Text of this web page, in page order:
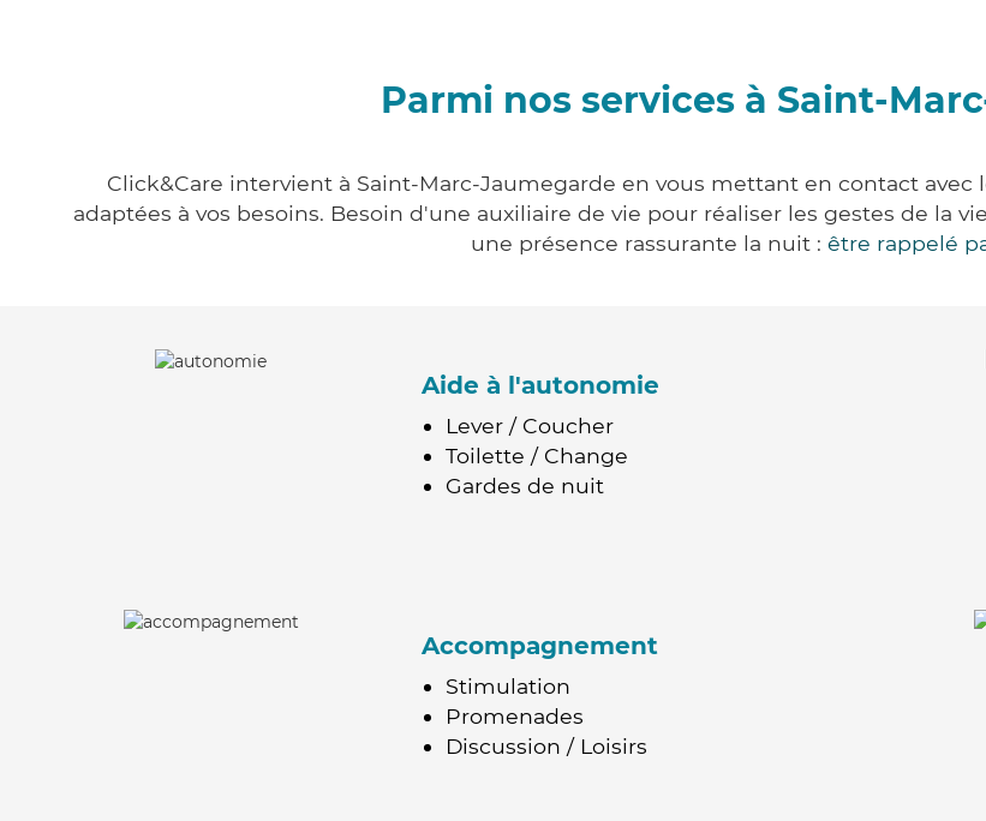
Parmi nos services à Saint-
Click&Care intervient à Saint-Marc-Jaumegarde en vous mettant en contact
adaptées à vos besoins. Besoin d'une auxiliaire de vie pour réaliser les gestes de la
une présence rassurante la nuit : être rappelé
Aide à l'autonomie
Lever / Coucher
Toilette / Change
Gardes de nuit
Accompagnement
Stimulation
Promenades
Discussion / Loisirs